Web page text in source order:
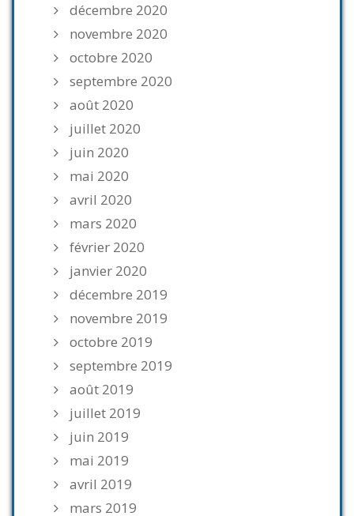
décembre 2020
novembre 2020
octobre 2020
septembre 2020
août 2020
juillet 2020
juin 2020
mai 2020
avril 2020
mars 2020
février 2020
janvier 2020
décembre 2019
novembre 2019
octobre 2019
septembre 2019
août 2019
juillet 2019
juin 2019
mai 2019
avril 2019
mars 2019